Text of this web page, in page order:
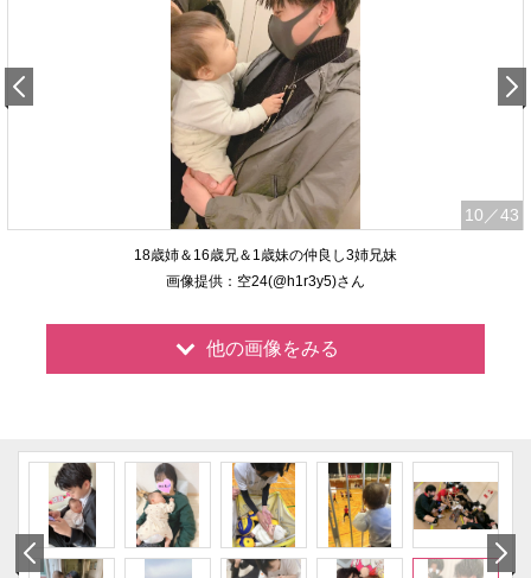
10 ／43
18歳姉＆16歳兄＆1歳妹の仲良し3姉兄妹
画像提供：空24(@h1r3y5)さん
他の画像をみる